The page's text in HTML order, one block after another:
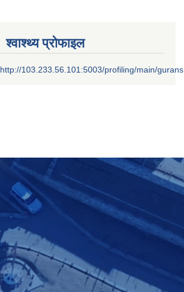
श्वाश्थ्य प्रोफाइल
http://103.233.56.101:5003/profiling/main/gurans